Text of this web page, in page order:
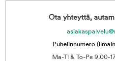
Ota yhteyttä,
Puhelinnumero
Ma-Ti & To-Pe 9.00-